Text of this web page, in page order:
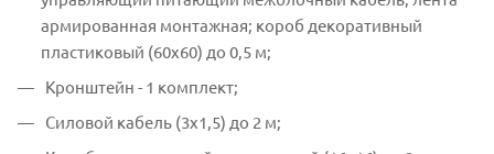
армированная монтажная; короб декоративный
пластиковый (60х60) до 0,5 м;
Кронштейн - 1 комплект;
Силовой кабель (3х1,5) до 2 м;